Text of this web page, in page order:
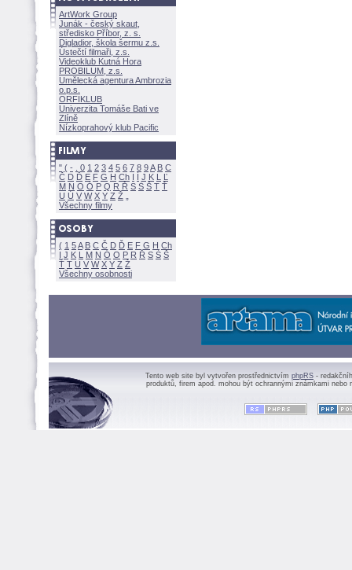
ArtWork Group
Junák - český skaut,
středisko Příbor, z. s.
Digladior, škola šermu z.s.
Ústečtí filmaři, z.s.
Videoklub Kutná Hora
PROBILUM, z.s.
Umělecká agentura Ambrozia
o.p.s.
ORFIKLUB
Univerzita Tomáše Bati ve
Zlíně
Nízkoprahový klub Pacific
" ( - 0 1 2 3 4 5 6 7 8 9A B C
Č D Ď E F G H Ch I Í J K L
Ľ
M N O Ó P Q R Ř S Ś T Ť
U Ú V W X Y Z
Všechny filmy
( 1 5A B C Č D Ď E F G H Ch
I J K L M N Ó O P R Ř S Ś
Ť T U V W X Y Z
Všechny osobnosti
Tento web site byl vytvořen prostřednictvím phpRS -
produktů, firem apod. mohou být ochrannými známkami